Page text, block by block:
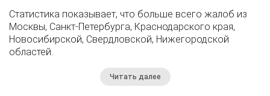
Статистика показывает, что больше всего жалоб из
Москвы, Санкт-Петербурга, Краснодарского края,
Новосибирской, Свердловской, Нижегородской
областей.
Читать далее